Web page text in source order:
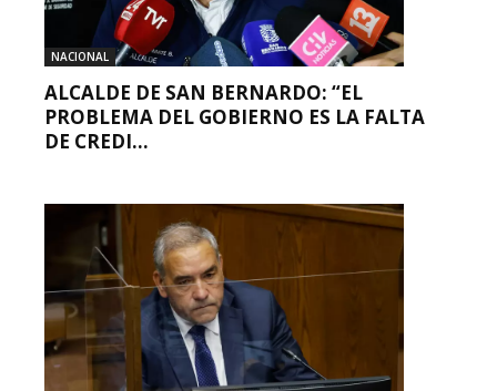
NACIONAL
ALCALDE DE SAN BERNARDO: “EL
PROBLEMA DEL GOBIERNO ES LA FALTA
DE CREDI...